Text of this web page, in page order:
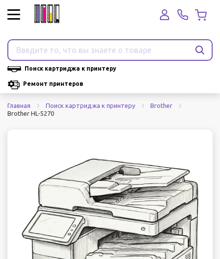
Поиск картриджа к принтеру
Ремонт принтеров
Главная Поиск картриджа к принтеру
Brother
Brother HL-5270